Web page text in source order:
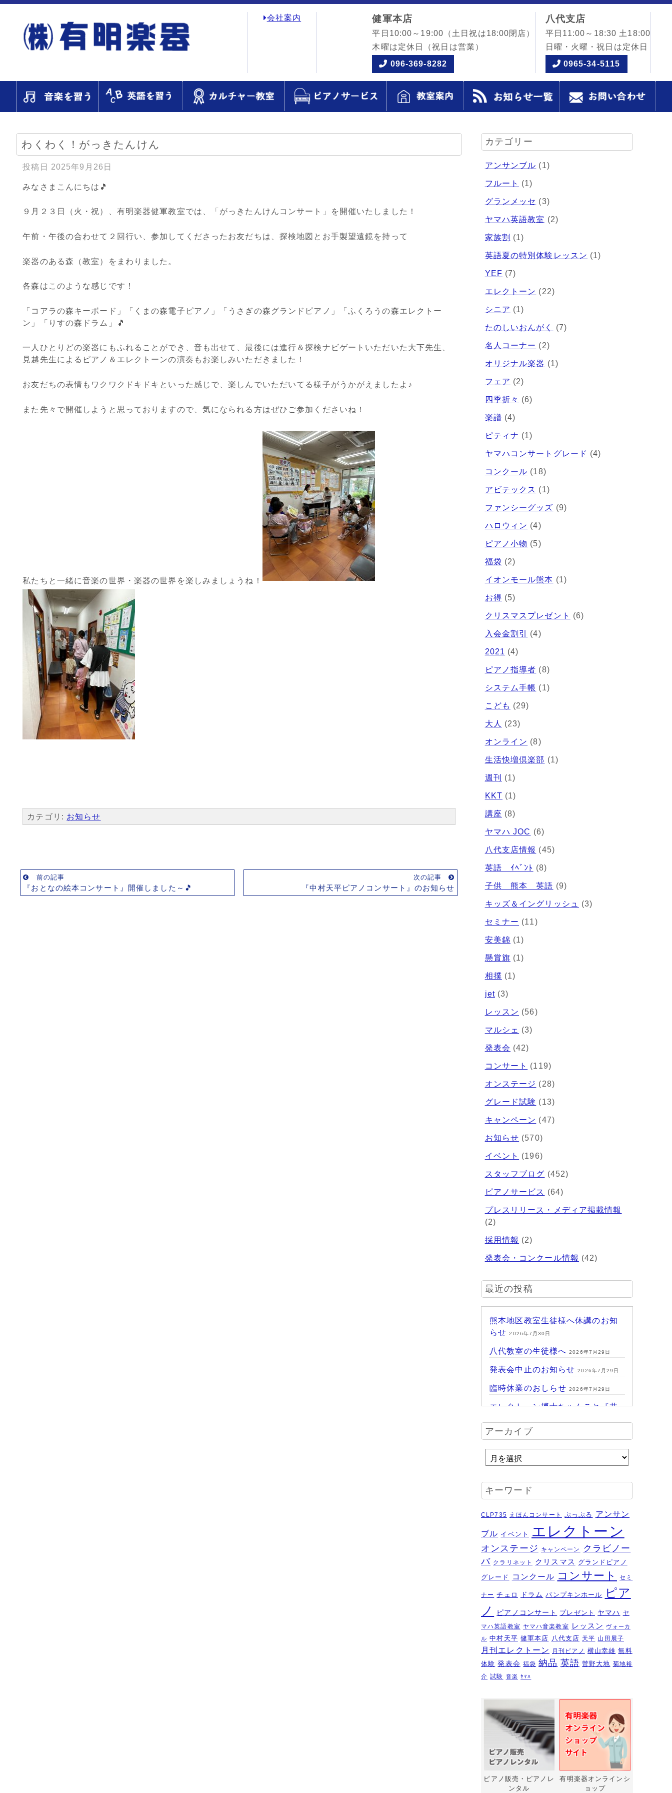
会社案内 健軍本店
平日10:00～19:00 （土日祝は18:00閉店）
木曜は定休日
（祝日は営業）
096-369-8282
八代支店
平日11:00～18:30 土18:00
日曜・火曜・祝日は定休日
0965-34-5115
わくわく！がっきたんけん
投稿日 2025年9月26日
みなさまこんにちは🎵
９月２３日（火・祝）、有明楽器健軍教室では、「がっきたんけんコンサート」を開催いたしました！
午前・午後の合わせて２回行い、参加してくださったお友だちは、探検地図とお手製望遠鏡を持って
楽器のある森（教室）をまわりました。
各森はこのような感じです！
「コアラの森キーボード」「くまの森電子ピアノ」「うさぎの森グランドピアノ」「ふくろうの森エレクトー
ン」「りすの森ドラム」🎵
一人ひとりどの楽器にもふれることができ、音も出せて、最後には進行＆探検ナビゲートいただいた大下先生、
見越先生によるピアノ＆エレクトーンの演奏もお楽しみいただきました！
お友だちの表情もワクワクドキドキといった感じで、楽しんでいただいてる様子がうかがえましたよ♪
また先々で開催しようと思っておりますので、気になられる方はぜひご参加くださいね！
私たちと一緒に音楽の世界・楽器の世界を楽しみましょうね！
カテゴリ: お知らせ
前の記事
『おとなの絵本コンサート』開催しました～🎵
次の記事
『中村天平ピアノコンサート』のお知らせ
カテゴリー
アンサンブル (1)
フルート (1)
グランメッセ (3)
ヤマハ英語教室 (2)
家族割 (1)
英語夏の特別体験レッスン (1)
YEF (7)
エレクトーン (22)
シニア (1)
たのしいおんがく (7)
名人コーナー (2)
オリジナル楽器 (1)
フェア (2)
四季折々 (6)
楽譜 (4)
ピティナ (1)
ヤマハコンサートグレード (4)
コンクール (18)
アビテックス (1)
ファンシーグッズ (9)
ハロウィン (4)
ピアノ小物 (5)
福袋 (2)
イオンモール熊本 (1)
お得 (5)
クリスマスプレゼント (6)
入会金割引 (4)
2021 (4)
ピアノ指導者 (8)
システム手帳 (1)
こども (29)
大人 (23)
オンライン (8)
生活快増倶楽部 (1)
週刊 (1)
KKT (1)
講座 (8)
ヤマハ JOC (6)
八代支店情報 (45)
英語 ｲﾍﾞﾝﾄ (8)
子供 熊本 英語 (9)
キッズ＆イングリッシュ (3)
セミナー (11)
安美錦 (1)
懸賞旗 (1)
相撲 (1)
jet (3)
レッスン (56)
マルシェ (3)
発表会 (42)
コンサート (119)
オンステージ (28)
グレード試験 (13)
キャンペーン (47)
お知らせ (570)
イベント (196)
スタッフブログ (452)
ピアノサービス (64)
プレスリリース・メディア掲載情報
(2)
採用情報 (2)
発表会・コンクール情報 (42)
最近の投稿
熊本地区教室生徒様へ休講のお知
らせ 2026年7月30日
八代教室の生徒様へ 2026年7月29日
発表会中止のお知らせ 2026年7月29日
臨時休業のおしらせ 2026年7月29日
エレクトーン博士ちゃんこと『井
探求講座』
ハッピーパーク終了♪ 2026年7月14日
HAPPY PARK 2026～ハピパでみ
ク体験
2026年7月6日
受賞結果 ヤマハエレクトーンフ
夏のおトクなキャンペーン・・・
その２ 2026年6月11日
夏のおトクなキャンペーン・・・
その１
ピアノを購入するなら今！『ひと
足早いサマーセール』6/14～7/12
2026年6月7日
ピアノ・アドヴェンチャー研究会
発表会を実施しました～🎵
実施しました～～🎵 2026年5月2日
第22回有明楽器ピアノコンクール
受賞結果・審査員講評 2026年4月23日
『ピアノ・アドヴェンチャー ベ
ーシックシリーズセミナー
Vol,1』講座のお知らせ
新型エレクトーン「ELS03シリー
アーカイブ
キーワード
CLP735 えほんコンサート ぷっぷる アンサン
ブル イベント エレクトーン
オンステージ キャンペーン
クラビノー
バ クラリネット クリスマス グランドピアノ
グレード
コンクール コンサート セミ
ナー チェロ ドラム パンプキンホール
ピア
ノ
ピアノコンサート プレゼント ヤマハ ヤ
マハ英語教室 ヤマハ音楽教室 レッスン
ヴォーカ
ル 中村天平 健軍本店 八代支店 天平 山田展子
月刊エレクトーン 月刊ピアノ 横山幸雄 無料
体験 発表会 福袋 納品 英語 菅野大地 菊地裕
介 試験 音楽 ﾔﾏﾊ
ピアノ販売・ピアノレ
ンタル
有明楽器オンラインシ
ョップ